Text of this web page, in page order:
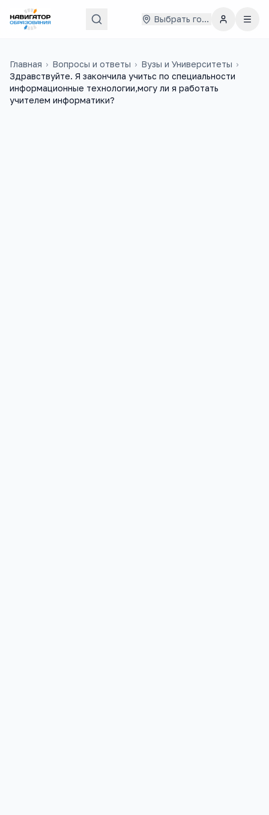
Выбрать город
Главная › Вопросы и ответы › Вузы и Университеты ›
Здравствуйте. Я закончила учитьс по специальности
информационные технологии,могу ли я работать
учителем информатики?